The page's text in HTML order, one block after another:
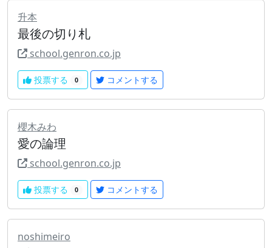
升本
最後の切り札
school.genron.co.jp
投票する 0 コメントする
櫻木みわ
愛の論理
school.genron.co.jp
投票する 0 コメントする
noshimeiro